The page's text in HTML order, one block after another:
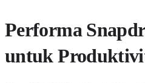
Performa
untuk